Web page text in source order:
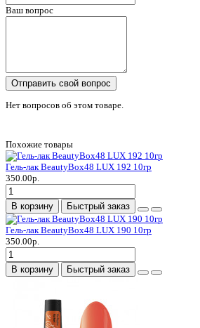
Ваш вопрос
Отправить свой вопрос
Нет вопросов об этом товаре.
Похожие товары
Гель-лак BeautyBox48 LUX 192 10гр
350.00р.
В корзину Быстрый заказ
Гель-лак BeautyBox48 LUX 190 10гр
350.00р.
В корзину Быстрый заказ